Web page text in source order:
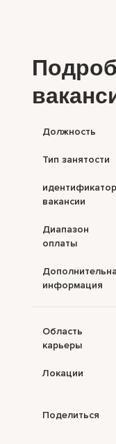
Должность
Тип занятости
идентификатор
вакансии
Диапазон
оплаты
информация
Область
карьеры
Локации
Поделиться